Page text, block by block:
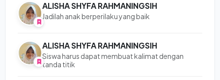
ALISHA SHYFA RAHMANINGSIH
Jadilah anak berperilaku yang baik
ALISHA SHYFA RAHMANINGSIH
Siswa harus dapat membuat kalimat dengan
tanda titik